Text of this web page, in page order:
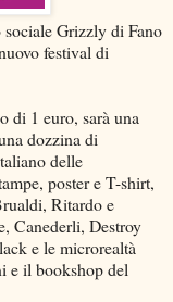
Grizzly di Fano
festival di
di 1 euro, sarà una
dozzina di
delle
poster e T-shirt,
Ritardo e
Canederli, Destroy
e le microrealtà
e il bookshop del